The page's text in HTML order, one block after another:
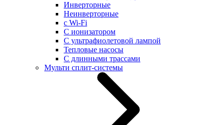
Инверторные
Неинверторные
с Wi-Fi
С ионизатором
С ультрафиолетовой лампой
Тепловые насосы
С длинными трассами
Мульти сплит-системы